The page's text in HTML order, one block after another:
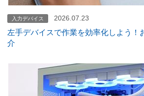
入力デバイス 2026.07.23
左手デバイスで作業を効率化しよう！
介